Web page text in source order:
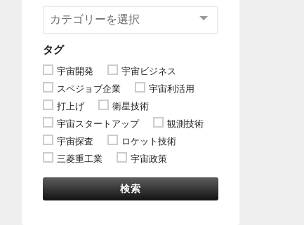
タグ
宇宙開発
宇宙ビジネス
スペジョブ企業
宇宙利活用
打上げ
衛星技術
宇宙スタートアップ
観測技術
宇宙探査
ロケット技術
三菱重工業
宇宙政策
検索